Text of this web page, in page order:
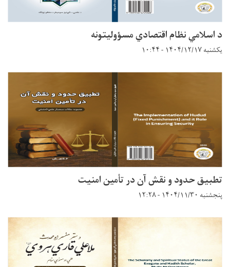
د اسلامي نظام اقتصادي مسؤولیتونه
یکشنبه ۱۴۰۴/۱۲/۱۷ - ۱۰:۴۴
تطبیق حدود و نقش آن در تأمین امنیت
پنجشنبه ۱۴۰۴/۱۱/۳۰ - ۱۲:۲۸